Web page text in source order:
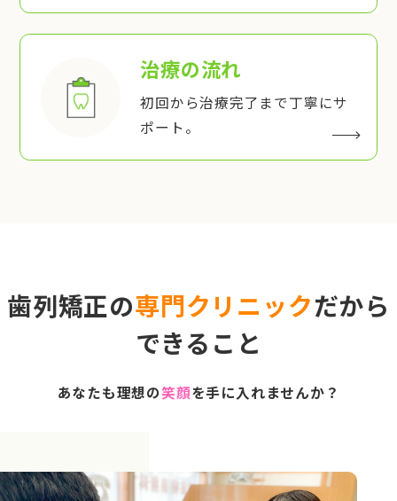
治療の流れ
初回から治療完了まで丁寧にサ
ポート。
歯列矯正の専門クリニックだから
できること
あなたも理想の笑顔を手に入れませんか？